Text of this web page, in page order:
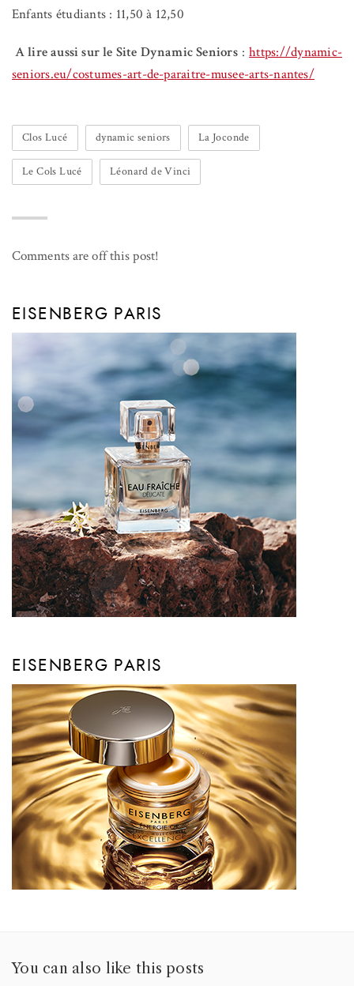
Enfants étudiants : 11,50 à 12,50
A lire aussi sur le Site DynamicSeniors:https://dynamic-
seniors.eu/costumes-art-de-paraitre-musee-arts-nantes/
Clos Lucé dynamic seniors La Joconde
Le Cols Lucé Léonard de Vinci
Comments are off this post!
EISENBERG PARIS
EISENBERG PARIS
You can also like this posts